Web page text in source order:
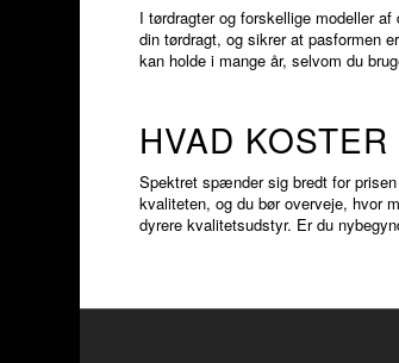
I tørdragter og forskellige modeller
din tørdragt, og sikrer at pasformen
kan holde i mange år, selvom du
HVAD
Spektret spænder sig bredt for
kvaliteten, og du bør overveje, hvor
dyrere kvalitetsudstyr. Er du